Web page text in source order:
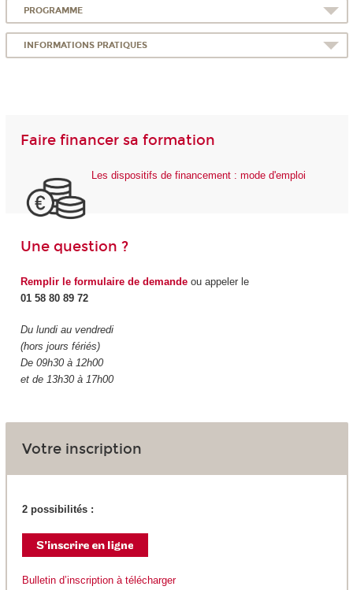
PROGRAMME
INFORMATIONS PRATIQUES
Faire financer sa formation
Les dispositifs de financement : mode d'emploi
Une question ?
Remplir le formulaire de demandeou appeler le
01 58 80 89 72
Du lundi au vendredi
(hors jours fériés)
De 09h30 à 12h00
et de 13h30 à 17h00
Votre inscription
2 possibilités :
Bulletin d’inscription à télécharger